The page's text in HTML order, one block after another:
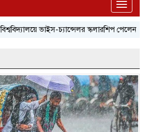
Toggle
ভাইস-চ্যান্সেলর স্কলারশিপ পেলেন নজরুল